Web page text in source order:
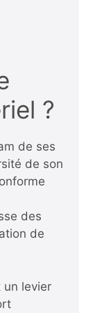
?
de ses
de son
des
de
un levier